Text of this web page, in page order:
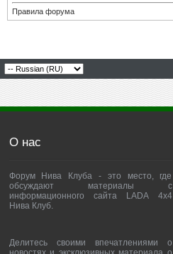
Правила форума
О нас
Форум Нива Клуба - это место, где
обсуждают материалы с
информационного сайта LADA 4x4
Нива Клуб.
Делитесь своими впечатлениями о